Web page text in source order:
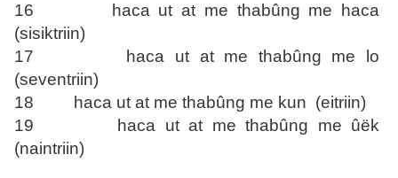
16 haca ut at me thabûng me haca
(sisiktriin)
17 haca ut at me thabûng me lo
(seventriin)
18 haca ut at me thabûng me kun (eitriin)
19 haca ut at me thabûng me ûëk
(naintriin)